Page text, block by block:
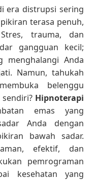
era distrupsi sering
terasa penuh,
trauma, dan
gangguan kecil;
menghalangi Anda
Namun, tahukah
belenggu
Hipnoterapi
emas yang
Anda dengan
bawah sadar.
efektif, dan
pemrograman
kesehatan yang